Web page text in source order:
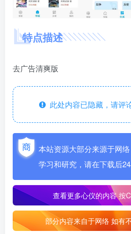
特点描述
去广告清爽版
此处内容已隐藏，请评
本站资源大部分来源于网
学习和研究，请在下载后
查看更多心仪的内容按
部分内容来自于网络 如有